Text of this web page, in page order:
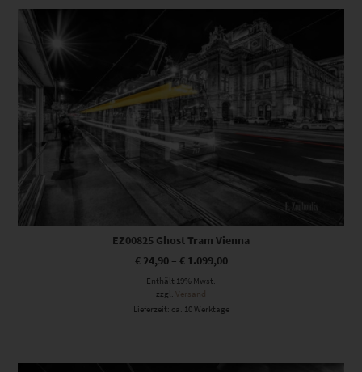
Dieses Produkt weist mehrere Varianten auf. Die Optionen können auf der Produktseite gewählt werden
EZ00825 Ghost Tram Vienna
€24,90– €1.099,00
Enthält 19% Mwst.
zzgl.
Versand
Lieferzeit: ca. 10 Werktage
Dieses Produkt weist mehrere Varianten auf. Die Optionen können auf der Produktseite gewählt werden